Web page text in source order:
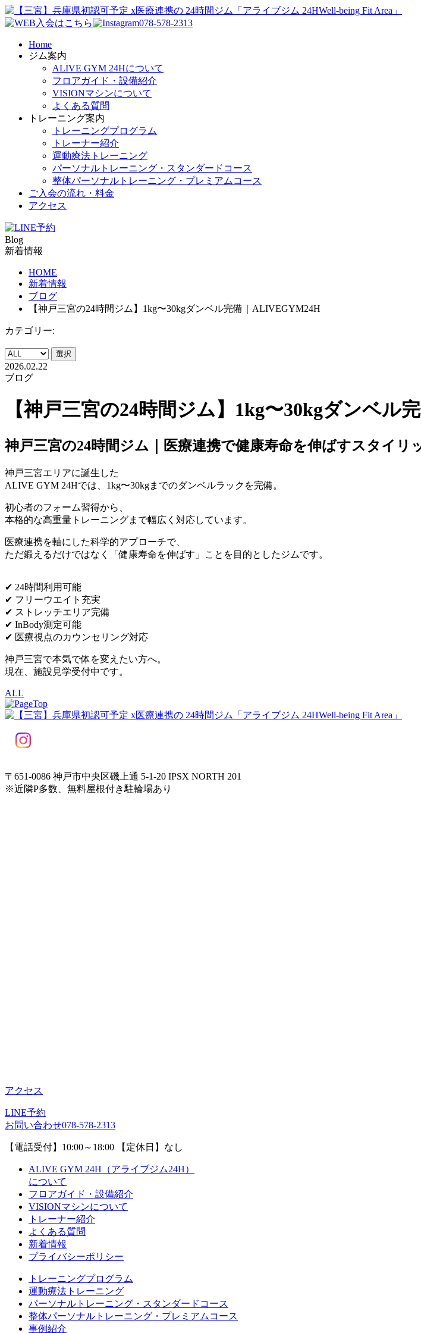
078-578-2313
Home
ジム案内
ALIVE GYM 24Hについて
フロアガイド・設備紹介
VISIONマシンについて
よくある質問
トレーニング案内
トレーニングプログラム
トレーナー紹介
運動療法トレーニング
パーソナルトレーニング・スタンダードコース
整体パーソナルトレーニング・プレミアムコース
ご入会の流れ・料金
アクセス
Blog
新着情報
HOME
新着情報
ブログ
【神戸三宮の24時間ジム】1kg〜30kgダンベル完備｜ALIVEGYM24H
カテゴリー:
選択
2026.02.22
ブログ
【神戸三宮の24時間ジム】1kg〜30kgダンベル
神戸三宮の24時間ジム｜医療連携で健康寿命を伸ばすスタイ
神戸三宮エリアに誕生した
ALIVE GYM 24Hでは、1kg〜30kgまでのダンベルラックを完備。
初心者のフォーム習得から、
本格的な高重量トレーニングまで幅広く対応しています。
医療連携を軸にした科学的アプローチで、
ただ鍛えるだけではなく「健康寿命を伸ばす」ことを目的としたジムです。
✔ 24時間利用可能
✔ フリーウエイト充実
✔ ストレッチエリア完備
✔ InBody測定可能
✔ 医療視点のカウンセリング対応
神戸三宮で本気で体を変えたい方へ。
現在、施設見学受付中です。
ALL
〒651-0086 神戸市中央区磯上通 5-1-20 IPSX NORTH 201
※近隣P多数、無料屋根付き駐輪場あり
アクセス
LINE予約
お問い合わせ078-578-2313
【電話受付】10:00～18:00 【定休日】なし
ALIVE GYM 24H（アライブジム24H）
について
フロアガイド・設備紹介
VISIONマシンについて
トレーナー紹介
よくある質問
新着情報
プライバシーポリシー
トレーニングプログラム
運動療法トレーニング
パーソナルトレーニング・スタンダードコース
整体パーソナルトレーニング・プレミアムコース
事例紹介